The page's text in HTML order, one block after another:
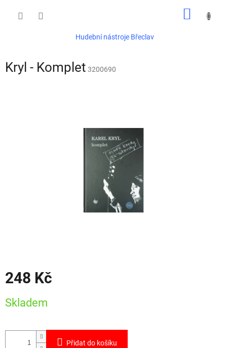
Hudební nástroje Břeclav
Kryl - Komplet 3200690
248 Kč
cena:
Skladem
Přidat do košíku